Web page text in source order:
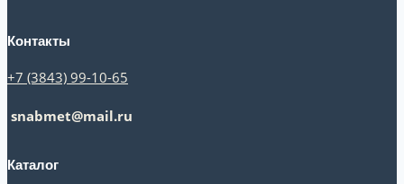
Контакты
+7 (3843) 99-10-65
snabmet@mail.ru
Каталог